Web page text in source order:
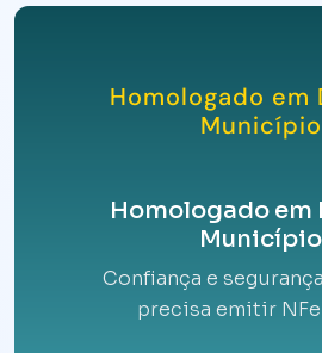
Homologado em
Homologado em
Confiança e
precisa emitir NFe